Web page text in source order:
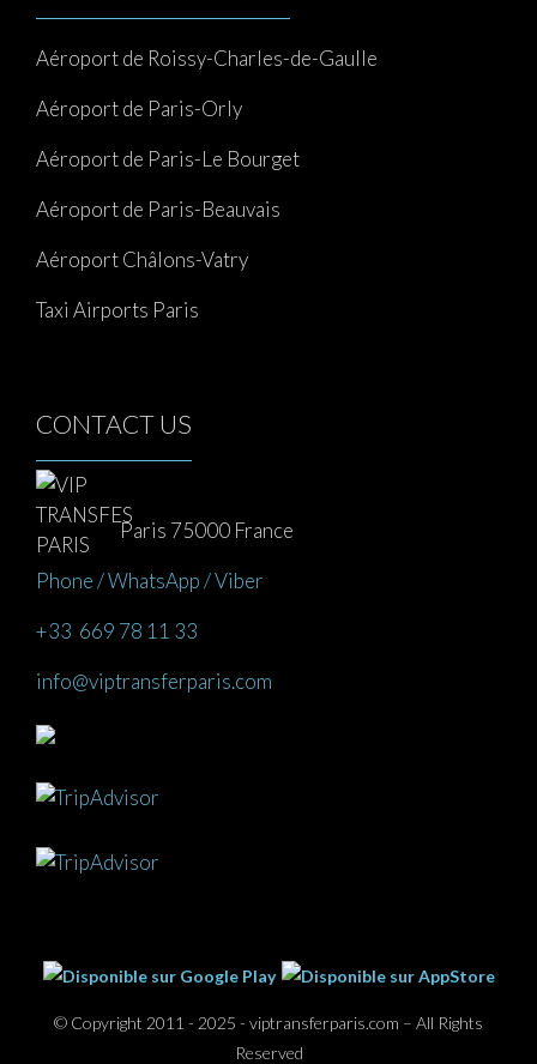
Aéroport de Roissy-Charles-de-Gaulle
Aéroport de Paris-Orly
Aéroport de Paris-Le Bourget
Aéroport de Paris-Beauvais
Aéroport Châlons-Vatry
Taxi Airports Paris
CONTACT US
Paris 75000 France
Phone / WhatsApp / Viber
+33 669 78 11 33
info@viptransferparis.com
© Copyright 2011 - 2025 - viptransferparis.com – All Rights
Reserved